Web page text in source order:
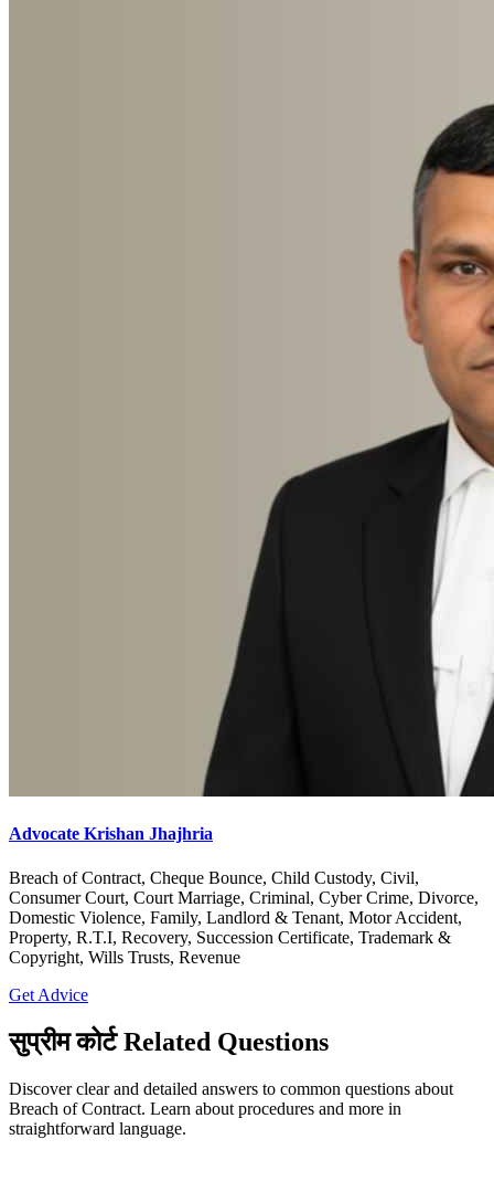
Advocate Krishan Jhajhria
Breach of Contract, Cheque Bounce, Child Custody, Civil,
Consumer Court, Court Marriage, Criminal, Cyber Crime, Divorce,
Domestic Violence, Family, Landlord & Tenant, Motor Accident,
Property, R.T.I, Recovery, Succession Certificate, Trademark &
Copyright, Wills Trusts, Revenue
Get Advice
सुप्रीम कोर्ट Related Questions
Discover clear and detailed answers to common questions about
Breach of Contract. Learn about procedures and more in
straightforward language.